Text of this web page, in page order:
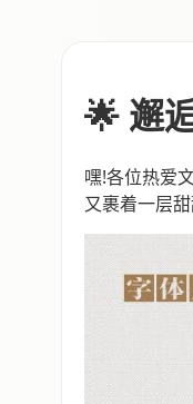
🌟 邂
嘿!各位热爱
又裹着一层